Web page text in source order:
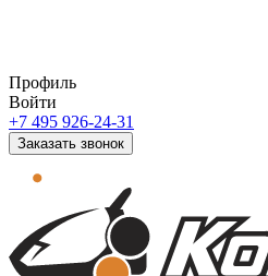
Профиль
Войти
+7 495 926-24-31
Заказать звонок